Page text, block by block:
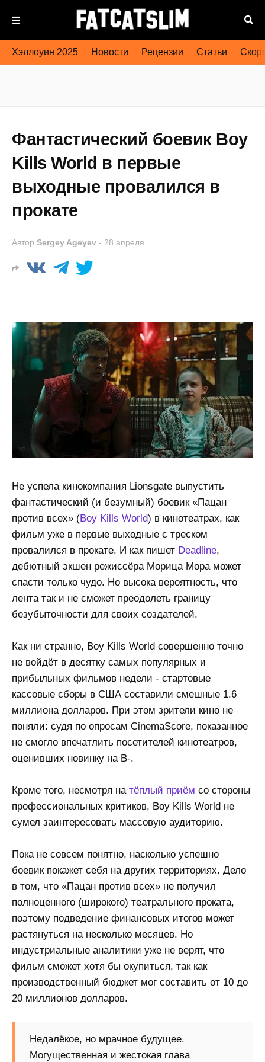
Хэллоуин 2025 Новости Рецензии Статьи
Фантастический боевик Boy
Kills World в первые
выходные провалился в
прокате
Автор Sergey Ageyev - 28 апреля
Не успела кинокомпания Lionsgate выпустить
фантастический (и безумный) боевик «Пацан
против всех» (Boy Kills World) в кинотеатрах, как
фильм уже в первые выходные с треском
провалился в прокате. И как пишет Deadline,
дебютный экшен режиссёра Морица Мора может
спасти только чудо. Но высока вероятность, что
лента так и не сможет преодолеть границу
безубыточности для своих создателей.
Как ни странно, Boy Kills World совершенно точно
не войдёт в десятку самых популярных и
прибыльных фильмов недели - стартовые
кассовые сборы в США составили смешные 1.6
миллиона долларов. При этом зрители кино не
поняли: судя по опросам CinemaScore, показанное
не смогло впечатлить посетителей кинотеатров,
оценивших новинку на B-.
Кроме того, несмотря на тёплый приём со стороны
профессиональных критиков, Boy Kills World не
сумел заинтересовать массовую аудиторию.
Пока не совсем понятно, насколько успешно
боевик покажет себя на других территориях. Дело
в том, что «Пацан против всех» не получил
полноценного (широкого) театрального проката,
поэтому подведение финансовых итогов может
растянуться на несколько месяцев. Но
индустриальные аналитики уже не верят, что
фильм сможет хотя бы окупиться, так как
производственный бюджет мог составить от 10 до
20 миллионов долларов.
Недалёкое, но мрачное будущее.
Могущественная и жестокая глава